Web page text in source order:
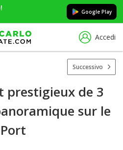
Google Play
Accedi
Successivo
prestigieux de 3
sur le
Port